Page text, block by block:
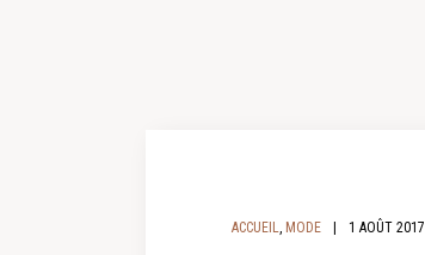
ACCUEIL, MODE 1 AOÛT 2017